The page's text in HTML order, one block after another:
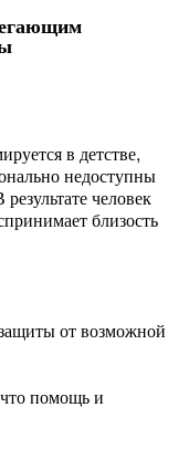
в детстве,
недоступны
человек
близость
от возможной
помощь и